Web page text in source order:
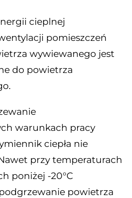
cieplnej
pomieszczeń
wywiewanego jest
do powietrza
warunkach pracy
ciepła nie
przy temperaturach
poniżej -20°C
powietrza